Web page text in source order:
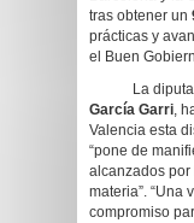
tras obtener un
prácticas y
el Buen
La diputada
García Garri,
Valencia esta
“pone de
alcanzados por
materia”. “Una
compromiso